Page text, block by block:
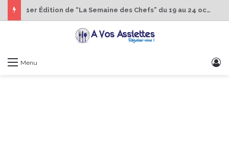
1er Édition de “La Semaine des Chefs” du 19 au 24 octobre 2026
Menu